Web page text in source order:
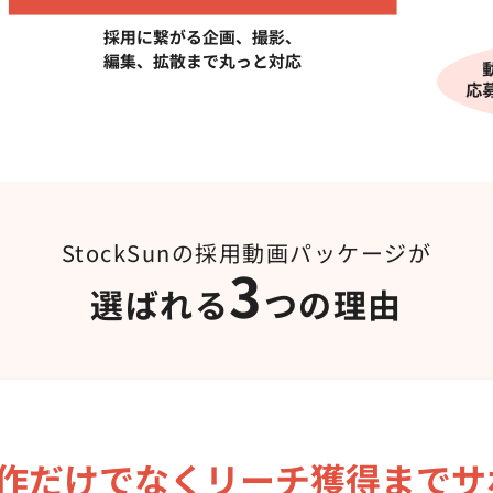
StockSunの採用動画パッケージが
選ばれる3つの理由
だけでなく リーチ獲得まで